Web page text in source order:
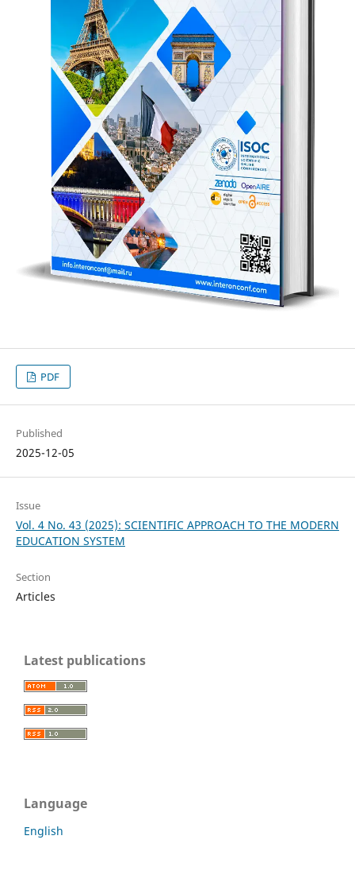
PDF
Published
2025-12-05
Issue
Vol. 4 No. 43 (2025): SCIENTIFIC APPROACH TO THE MODERN
EDUCATION SYSTEM
Section
Articles
Latest publications
Language
English